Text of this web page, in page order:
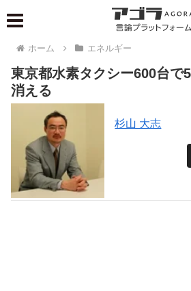
ホーム エネルギー
東京都水素タクシー600台で
消える
杉山 大志